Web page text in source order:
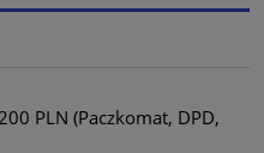
PLN (Paczkomat, DPD,